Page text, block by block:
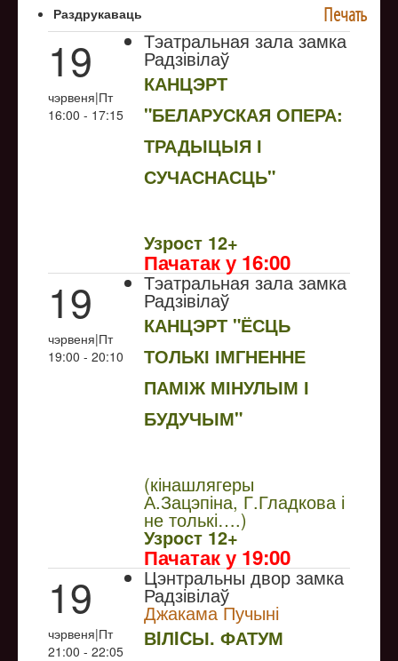
Печать
Раздрукаваць
19
чэрвеня|Пт
16:00 - 17:15
Тэатральная зала замка
Радзівілаў
КАНЦЭРТ
"БЕЛАРУСКАЯ ОПЕРА:
ТРАДЫЦЫЯ І
СУЧАСНАСЦЬ"
Узрoст 12+
Пачатак у 16:00
19
чэрвеня|Пт
19:00 - 20:10
Тэатральная зала замка
Радзівілаў
КАНЦЭРТ "ЁСЦЬ
ТОЛЬКІ ІМГНЕННЕ
ПАМІЖ МІНУЛЫМ І
БУДУЧЫМ"
(кінашлягеры
А.Зацэпіна, Г.Гладкова і
не толькі….)
Узрoст 12+
Пачатак у 19:00
19
чэрвеня|Пт
21:00 - 22:05
Цэнтральны двор замка
Радзівілаў
Джакама Пучыні
ВIЛICЫ. ФАТУМ